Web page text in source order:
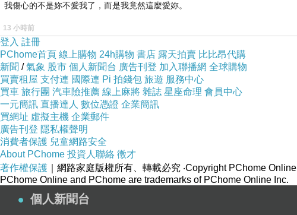
我傷心的不是妳不愛我了，而是我竟然這麼愛妳。
13 小時前
登入 註冊
PChome首頁 線上購物 24h購物 書店 露天拍賣 比比昂代購
新聞 /氣象 股市 個人新聞台 廣告刊登 加入聯播網 全球購物
買賣租屋 支付連 國際連 Pi 拍錢包 旅遊 服務中心
買車 旅行團 汽車險推薦 線上麻將 雜誌 星座命理 會員中心
一元簡訊 直播達人 數位憑證 企業簡訊
買網址 虛擬主機 企業郵件
廣告刊登 隱私權聲明
消費者保護 兒童網路安全
About PChome 投資人聯絡 徵才
著作權保護 ｜網路家庭版權所有、轉載必究 ‧Copyright PChome Online
PChome Online and PChome are trademarks of PChome Online Inc.
個人新聞台